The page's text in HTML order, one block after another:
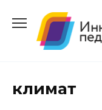
содержанию
климат